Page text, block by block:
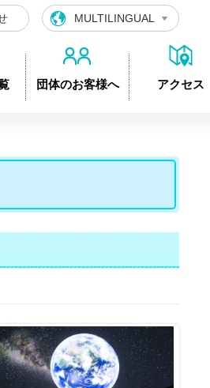
MULTILINGUAL
団体のお客様へ アクセス
！観る！ミラクル展～脳が騙され
ひらめき工作「にじキ